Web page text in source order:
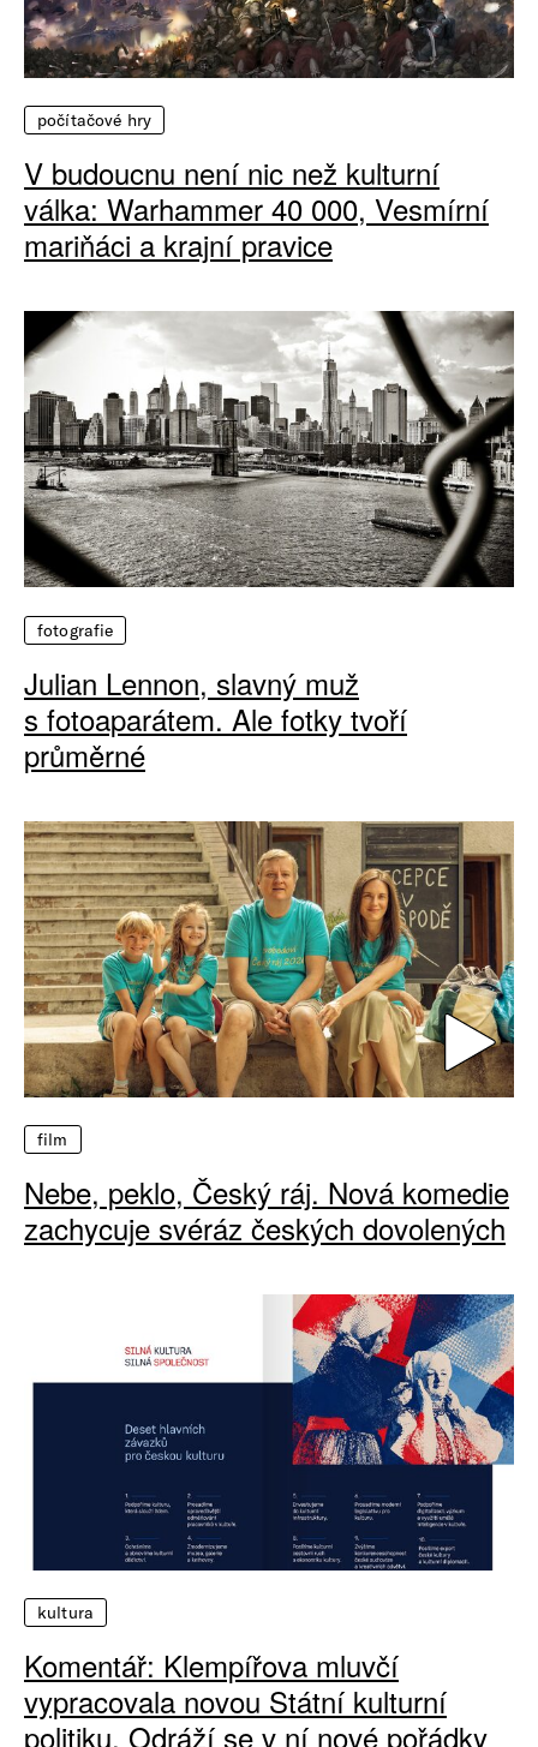
počítačové hry
V budoucnu není nic než kulturní
válka: Warhammer 40 000, Vesmírní
mariňáci a krajní pravice
fotografie
Julian Lennon, slavný muž
s fotoaparátem. Ale fotky tvoří
průměrné
film
Nebe, peklo, Český ráj. Nová komedie
zachycuje svéráz českých dovolených
kultura
Komentář: Klempířova mluvčí
vypracovala novou Státní kulturní
politiku. Odráží se v ní nové pořádky